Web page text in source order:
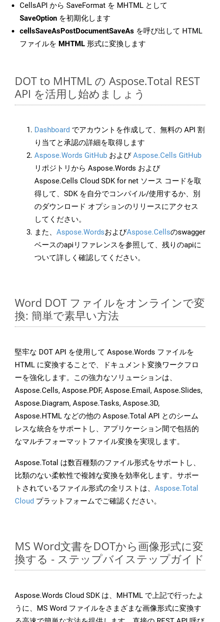
CellsAPI から SaveFormat を MHTML として
SaveOption を初期化します
cellsSaveAsPostDocumentSaveAs を呼び出して HTML
ファイルを MHTML 形式に変換します
DOT to MHTML の Aspose.Total REST
API を活用し始めましょう
Dashboard でアカウントを作成して、無料の API 割
り当てと承認の詳細を取得します
Aspose.Words GitHub およびAspose.Cells GitHub
リポジトリから Aspose.Words および
Aspose.Cells Cloud SDK for net ソース コードを取
得して、SDK を自分でコンパイル/使用するか、別
のダウンロード オプションのリリースにアクセス
してください。
また、 Aspose.WordsおよびAspose.Cellsのswagger
ベースのapiリファレンスを参照して、残りのapiに
ついて詳しく確認してください。
Word DOT ファイルをオンラインで変
換: 簡単で素早い方法
堅牢な DOT API を使用して Aspose.Words ファイルを
HTML に変換することで、ドキュメント変換ワークフロ
ーを強化します。この強力なソリューションは、
Aspose.Cells, Aspose.PDF, Aspose.Email, Aspose.Slides,
Aspose.Diagram, Aspose.Tasks, Aspose.3D,
Aspose.HTML などの他の Aspose.Total API とのシーム
レスな統合をサポートし、アプリケーション間で包括的
なマルチフォーマットファイル変換を実現します。
Aspose.Total は数百種類のファイル形式をサポートし、
比類のない柔軟性で複雑な変換を効率化します。サポー
トされているファイル形式の全リストは、 Aspose.Total
Cloud プラットフォームでご確認ください。
MS Word文書をDOTから画像形式に変
換する - ステップバイステップガイド
Aspose.Words Cloud SDK は、MHTML で上記で行ったよ
うに、MS Word ファイルをさまざまな画像形式に変換す